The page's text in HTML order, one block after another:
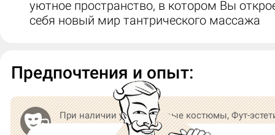
уютное пространство, в котором Вы
себя новый мир тантрического массажа
Предпочтения и опыт:
При наличии услуг Ролевые костюмы, Фут-
они проходят в форме постановочного шоу, без